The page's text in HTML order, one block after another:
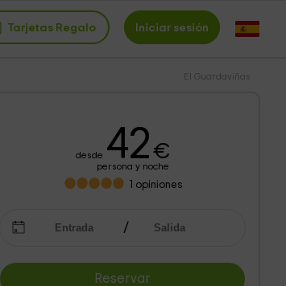
Tarjetas Regalo Iniciar sesión
El Guardaviñas
desde 42€
persona y noche
1 opiniones
Reservar